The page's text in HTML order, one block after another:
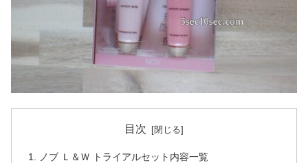
目次
ノブ Ｌ＆Ｗ トライアルセット内容一覧